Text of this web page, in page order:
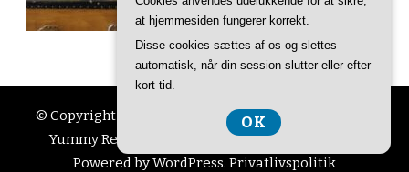
© Copyright 2026 Ting Til Livet . All Rights Reserved.
Yummy Recipe | Developed ByBlossom Themes
Powered byWordPress. Privatlivspolitik
at hjemmesiden fungerer korrekt.
Disse cookies sættes af os og slettes
automatisk, når din session slutter eller efter
kort tid.
OK